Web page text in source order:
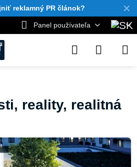
✕
reklamný PR článok?
Panel používateľa
reality, realitná